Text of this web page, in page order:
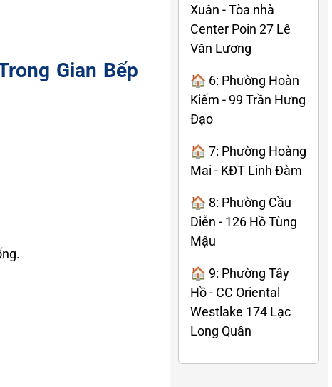
Gian Bếp
Xuân - Tòa nhà
Center Poin 27 Lê
Văn Lương
🏠 6: Phường Hoàn
Kiếm - 99 Trần Hưng
Đạo
🏠 7: Phường Hoàng
Mai - KĐT Linh Đàm
🏠 8: Phường Cầu
Diễn - 126 Hồ Tùng
Mậu
🏠 9: Phường Tây
Hồ - CC Oriental
Westlake 174 Lạc
Long Quân